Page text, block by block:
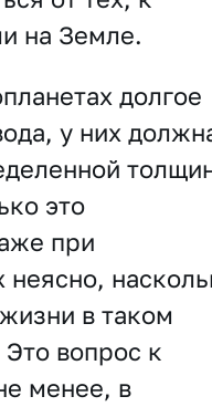
на Земле.
долгое
у них
это
при
неясно,
в таком
вопрос к
менее, в